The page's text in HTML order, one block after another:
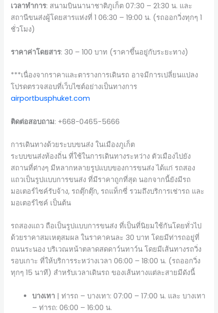
เวลาทำการ: สนามบินนานาชาติภูเก็ต 07:30 – 21:30 น. และ
สถานีขนส่งผู้โดยสารแห่งที่ 1 06:30 – 19:00 น. (รถออกวิ่งทุกๆ 1
ชั่วโมง)
ราคาค่าโดยสาร: 30 – 100 บาท (ราคาขึ้นอยู่กับระยะทาง)
***เนื่องจากราคาและตารางการเดินรถ อาจมีการเปลี่ยนแปลง
โปรดตรวจสอบที่เว็บไซต์อย่างเป็นทางการ
airportbusphuket.com
ติดต่อสอบถาม: +668-0465-5666
การเดินทางด้วยระบบขนส่ง ในเมืองภูเก็ต
ระบบขนส่งท้องถิ่น ที่ใช้ในการเดินทางระหว่าง ตัวเมืองไปยัง
สถานที่ต่างๆ มีหลากหลายรูปแบบของการขนส่ง ได้แก่ รถสอง
แถวเป็นรูปแบบการขนส่ง ที่มีราคาถูกที่สุด นอกจากนี้ยังมีรถ
มอเตอร์ไซค์รับจ้าง, รถตุ๊กตุ๊ก, รถแท็กซี่ รวมถึงบริการเช่ารถ และ
มอเตอร์ไซค์ เป็นต้น
รถสองแถว ถือเป็นรูปแบบการขนส่ง ที่เป็นที่นิยมใช้กันโดยทั่วไป
ด้วยราคาสมเหตุสมผล ในราคาคนละ 30 บาท โดยมีท่ารถอยู่ที่
ถนนระนอง บริเวณหน้าตลาดสดดาว์นทาว์น โดยมีเส้นทางรถวิ่ง
รอบเกาะ ที่ให้บริการระหว่างเวลา 06:00 – 18:00 น. (รถออกวิ่ง
ทุกๆ 15 นาที) สำหรับเวลาเดินรถ ของเส้นทางแต่ละสายมีดังนี้
บางเทา | ท่ารถ – บางเทา: 07:00 – 17:00 น. และ บางเทา
– ท่ารถ: 06:00 – 16:00 น.